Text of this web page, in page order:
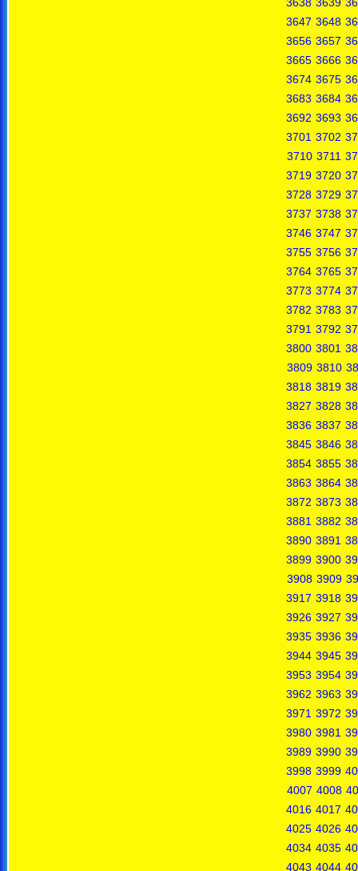
3647 3648
3656 3657
3665 3666
3674 3675
3683 3684
3692 3693
3701 3702
3710 3711
3719 3720
3728 3729
3737 3738
3746 3747
3755 3756
3764 3765
3773 3774
3782 3783
3791 3792
3800 3801
3809 3810
3818 3819
3827 3828
3836 3837
3845 3846
3854 3855
3863 3864
3872 3873
3881 3882
3890 3891
3899 3900
3908 3909
3917 3918
3926 3927
3935 3936
3944 3945
3953 3954
3962 3963
3971 3972
3980 3981
3989 3990
3998 3999
4007 4008
4016 4017
4025 4026
4034 4035
4043 4044